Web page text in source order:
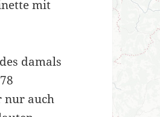
mit
damals
nur auch